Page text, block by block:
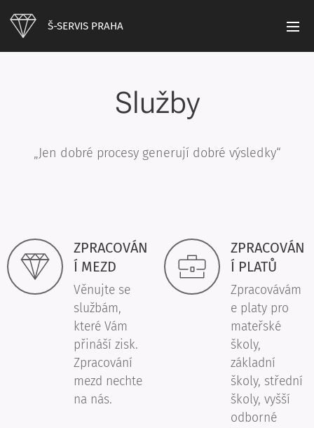
Š-SERVIS PRAHA
Služby
„Jen dobré procesy generují dobré výsledky“
ZPRACOVÁN
Í MEZD
Věnujte se
službám,
které Vám
přináší zisk.
Zpracování
mezd nechte
na nás.
ZPRACOVÁN
Í PLATŮ
Zpracovávám
e platy pro
mateřské
školy,
základní
školy, střední
školy, vyšší
odborné